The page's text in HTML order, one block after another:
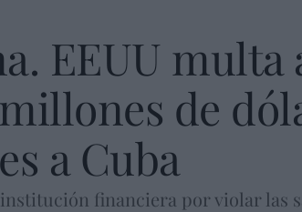
EEUU multa
de
a Cuba
financiera por violar las